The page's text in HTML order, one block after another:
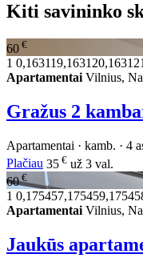
Kiti savininko
60 €
1
Apartamentai Vilnius,
Gražus 2
Apartamentai · kamb. · 4
Plačiau 35 € už 3 val.
60 €
1
Apartamentai Vilnius,
Jaukūs